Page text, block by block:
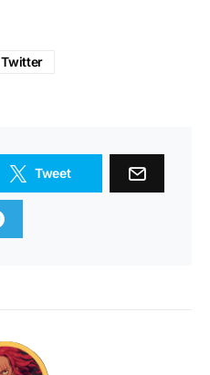
Twitter
Tweet